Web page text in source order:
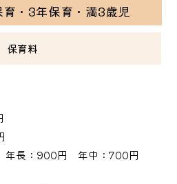
・3年保育・満3歳児
保育料
年長：900円 年中：700円